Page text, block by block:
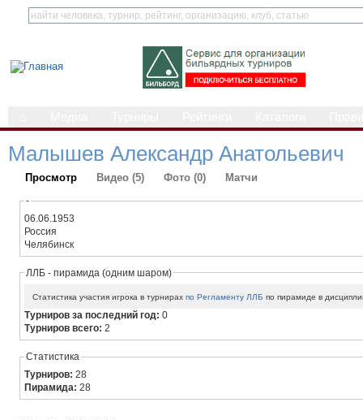
Малышев Александр Анатольевич
Просмотр Видео (5) Фото (0) Матчи
-
06.06.1953
Россия
Челябинск
ЛЛБ - пирамида (одним шаром)
Статистика участия игрока в турнирахпо Регламенту ЛЛБ по пирамиде в
Турниров за последний год:0
Турниров всего:2
Статистика
Турниров:28
Пирамида:28